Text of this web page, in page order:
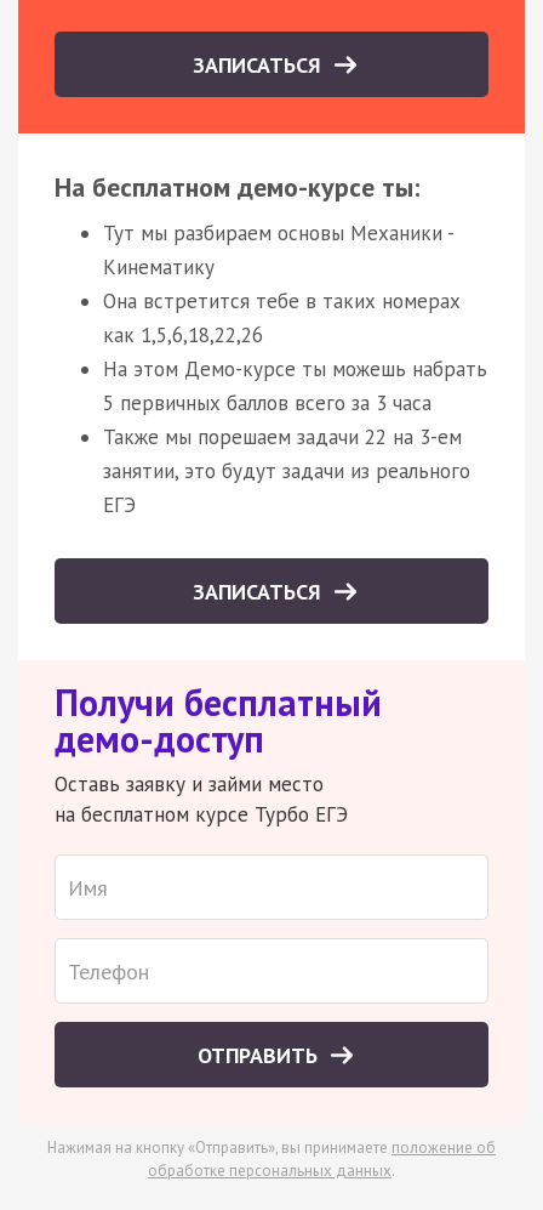
ЗАПИСАТЬСЯ
На бесплатном демо-курсе ты:
Тут мы разбираем основы Механики -
Кинематику
Она встретится тебе в таких номерах
как 1,5,6,18,22,26
На этом Демо-курсе ты можешь набрать
5 первичных баллов всего за 3 часа
Также мы порешаем задачи 22 на 3-ем
занятии, это будут задачи из реального
ЕГЭ
ЗАПИСАТЬСЯ
Получи бесплатный
демо-доступ
Оставь заявку и займи место
на бесплатном курсе Турбо ЕГЭ
ОТПРАВИТЬ
Нажимая на кнопку «Отправить», вы принимаете положение об
обработке персональных данных.